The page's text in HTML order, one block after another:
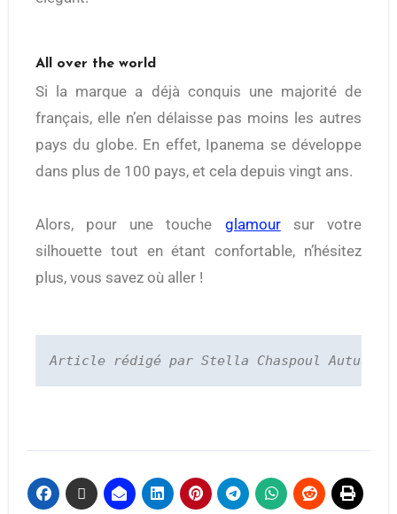
All over the world
Si la marque a déjà conquis une majorité de
français, elle n’en délaisse pas moins les autres
pays du globe. En effet, Ipanema se développe
dans plus de 100 pays, et cela depuis vingt ans.
Alors, pour une touche glamoursur votre
silhouette tout en étant confortable, n’hésitez
plus, vous savez où aller !
Article rédigé par Stella Chaspoul Autuoro